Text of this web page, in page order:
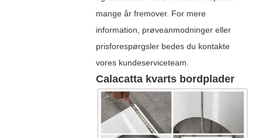
mange år fremover. For mere
information, prøveanmodninger eller
prisforespørgsler bedes du kontakte
vores kundeserviceteam.
Calacatta kvarts bordplader